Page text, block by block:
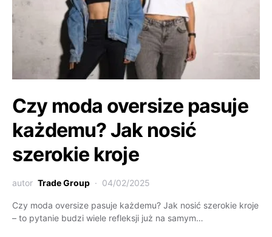
Czy moda oversize pasuje
każdemu? Jak nosić
szerokie kroje
autor Trade Group 04/02/2025
Czy moda oversize pasuje każdemu? Jak nosić szerokie kroje
– to pytanie budzi wiele refleksji już na samym…